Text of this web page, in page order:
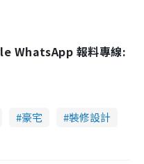
WhatsApp 報料專線:
豪宅
裝修設計